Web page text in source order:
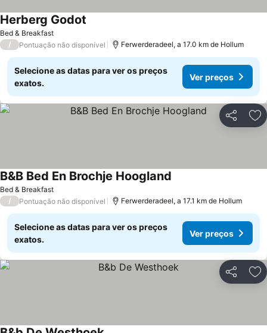
Bed & Breakfast
Herberg Godot
/ Pontuação não disponível Ferwerderadeel, a 17.0 km de Hollum
Selecione as datas para ver os preços
exatos.
Ver preços
Partilhar
Bed & Breakfast
B&B Bed En Brochje Hoogland
/ Pontuação não disponível Ferwerderadeel, a 17.1 km de Hollum
Selecione as datas para ver os preços
exatos.
Ver preços
Partilhar